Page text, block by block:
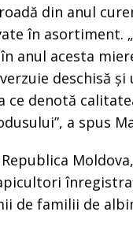
din anul
în asortiment.
anul acesta
deschisă și
ce denotă
a spus
de familii de